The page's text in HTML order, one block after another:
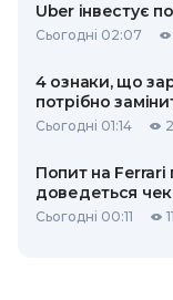
Uber інвестує
Сьогодні 02:07
4 ознаки, що
потрібно
Сьогодні 01:14
Попит на Ferrari
доведеться
Сьогодні 00:11